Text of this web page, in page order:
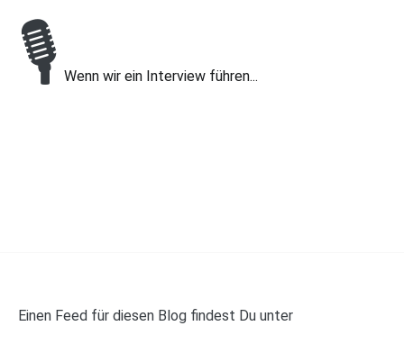
🎙 Wenn wir ein Interview führen...
Einen Feed für diesen Blog findest Du unter